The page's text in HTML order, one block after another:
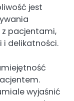
jest
z pacjentami,
i delikatności.
wyjaśnić